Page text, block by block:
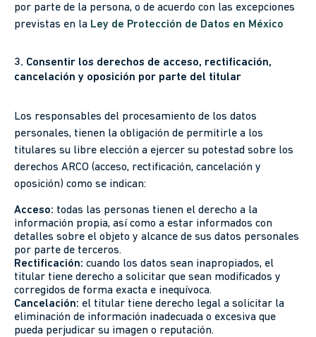
por parte de la persona, o de acuerdo con las excepciones
previstas en la Ley de Protección de Datos en México
3. Consentir los derechos de acceso, rectificación,
cancelación y oposición por parte del titular
Los responsables del procesamiento de los datos
personales, tienen la obligación de permitirle a los
titulares su libre elección a ejercer su potestad sobre los
derechos ARCO (acceso, rectificación, cancelación y
oposición) como se indican:
Acceso: todas las personas tienen el derecho a la
información propia, así como a estar informados con
detalles sobre el objeto y alcance de sus datos personales
por parte de terceros.
Rectificación: cuando los datos sean inapropiados, el
titular tiene derecho a solicitar que sean modificados y
corregidos de forma exacta e inequívoca.
Cancelación: el titular tiene derecho legal a solicitar la
eliminación de información inadecuada o excesiva que
pueda perjudicar su imagen o reputación.